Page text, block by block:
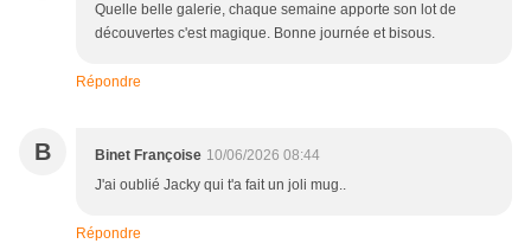
Quelle belle galerie, chaque semaine apporte son lot de
découvertes c'est magique. Bonne journée et bisous.
Répondre
B Binet Françoise 10/06/2026 08:44
J'ai oublié Jacky qui t'a fait un joli mug..
Répondre